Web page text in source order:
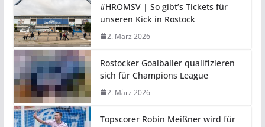
#HROMSV | So gibt’s Tickets für
unseren Kick in Rostock
2. März 2026
Rostocker Goalballer qualifizieren
sich für Champions League
2. März 2026
Topscorer Robin Meißner wird für